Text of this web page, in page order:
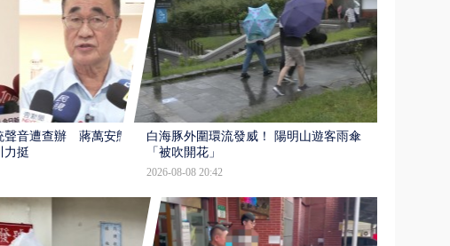
聲音遭查辦 蔣萬安態
力挺
白海豚外圍環流發威！ 陽明山遊客雨傘
「被吹開花」
2026-08-08 20:42